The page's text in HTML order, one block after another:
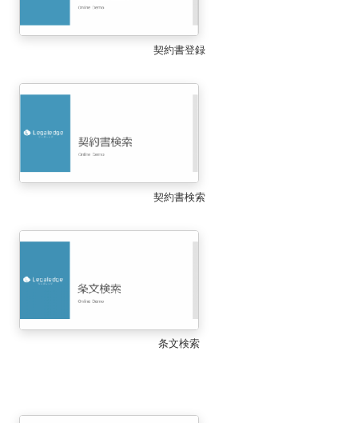
契約書登録
契約書検索
条文検索